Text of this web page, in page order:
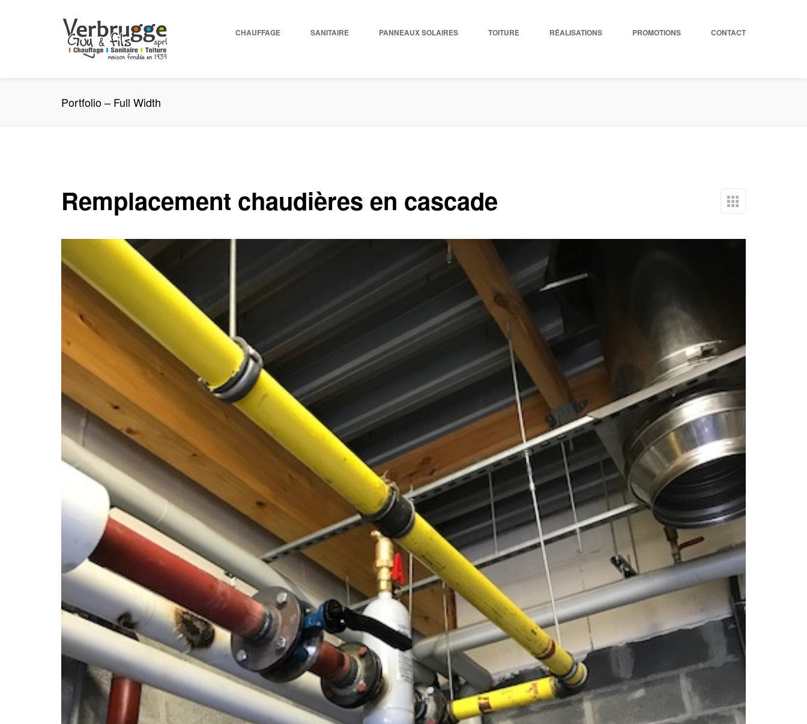
CHAUFFAGE SANITAIRE PANNEAUX SOLAIRES TOITURE RÉALISATIONS PROMOTIONS CONTACT
Portfolio – Full Width
Remplacement chaudières en cascade